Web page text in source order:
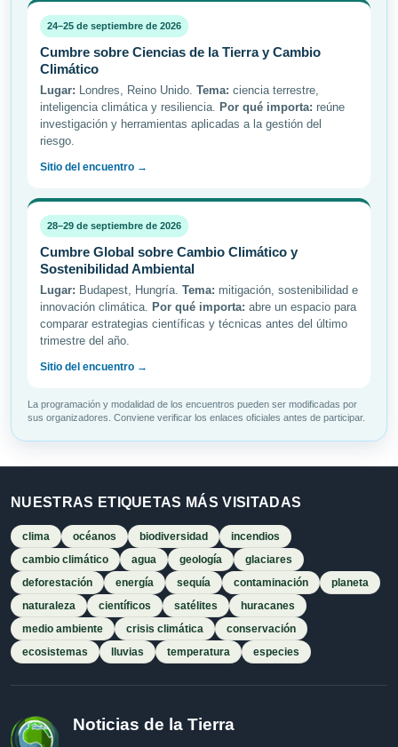
24–25 de septiembre de 2026
Cumbre sobre Ciencias de la Tierra y Cambio
Climático
Lugar: Londres, Reino Unido. Tema: ciencia terrestre,
inteligencia climática y resiliencia. Por qué importa: reúne
investigación y herramientas aplicadas a la gestión del
riesgo.
Sitio del encuentro →
28–29 de septiembre de 2026
Cumbre Global sobre Cambio Climático y
Sostenibilidad Ambiental
Lugar: Budapest, Hungría. Tema: mitigación, sostenibilidad e
innovación climática. Por qué importa: abre un espacio para
comparar estrategias científicas y técnicas antes del último
trimestre del año.
Sitio del encuentro →
La programación y modalidad de los encuentros pueden ser modificadas por
sus organizadores. Conviene verificar los enlaces oficiales antes de participar.
NUESTRAS ETIQUETAS MÁS VISITADAS
clima océanos biodiversidad
incendios
cambio climático
agua geología
glaciares
deforestación
energía sequía contaminación
planeta
naturaleza
científicos satélites
huracanes
medio ambiente
crisis climática
conservación
ecosistemas
lluvias temperatura especies
Noticias de la Tierra